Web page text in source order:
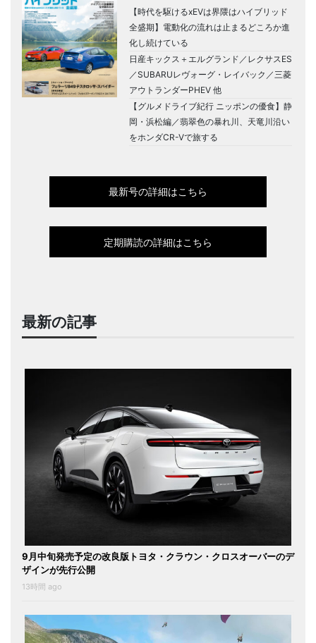
【時代を駆けるxEVは界隈はハイブリッド
全盛期】電動化の流れは止まるどころか進
化し続けている
日産キックス＋エルグランド／レクサスES
／SUBARUレヴォーグ・レイバック／三菱
アウトランダーPHEV 他
【グルメドライブ紀行 ニッポンの優食】静
岡・浜松編／翡翠色の暴れ川、天竜川沿い
をホンダCR-Vで旅する
最新号の詳細はこちら
定期購読の詳細はこちら
最新の記事
9月中旬発売予定の改良版トヨタ・クラウン・クロスオーバーのデ
ザインが先行公開
13時間 ago